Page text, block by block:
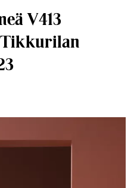
V413
Tikkurilan